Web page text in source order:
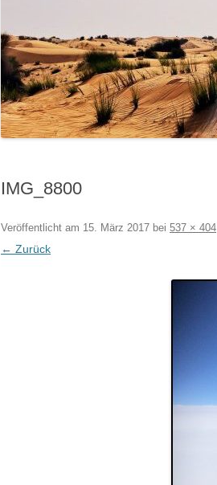
IMG_8800
Veröffentlicht am 15. März 2017 bei 537 × 404
← Zurück